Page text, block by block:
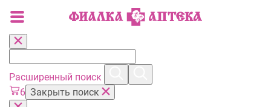
Расширенный поиск
6 Закрыть поиск